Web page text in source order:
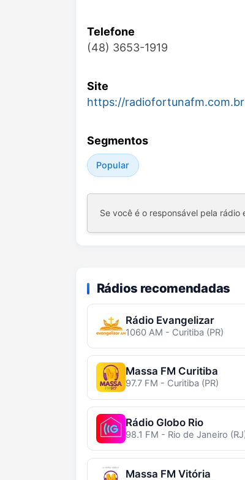
Telefone
(48) 3653-1919
Site
https://radiofortunafm.com.br
Segmentos
Popular
Se você é o responsável pela
Rádios recomendadas
Rádio Evangelizar
1060 AM - Curitiba (PR)
Massa FM Curitiba
97.7 FM - Curitiba (PR)
Rádio Globo Rio
98.1 FM - Rio de Janeiro
Massa FM Vitória